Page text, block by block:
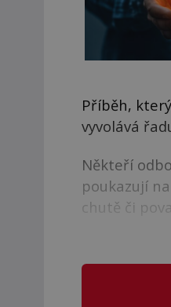
Příběh,
vyvolává
Někteří
poukazují
chutě či